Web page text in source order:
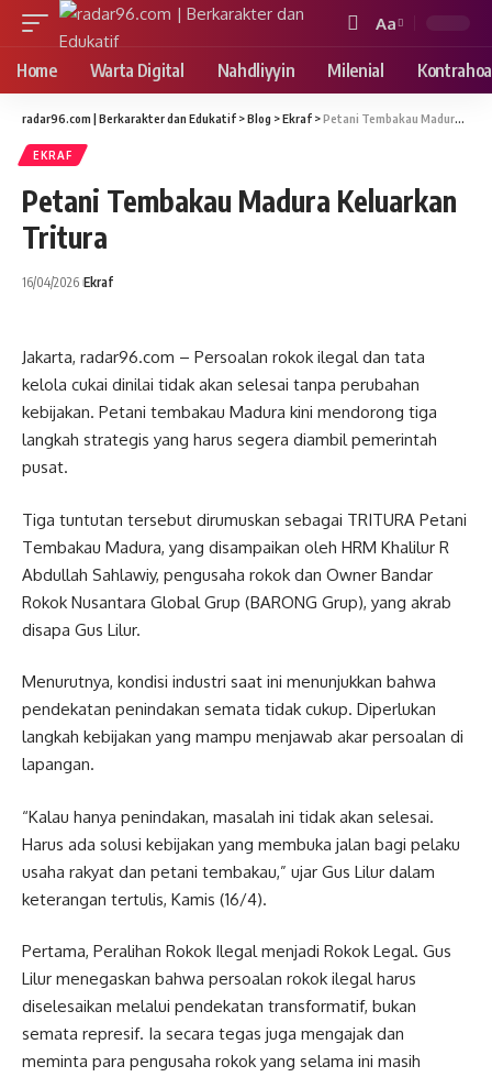
Font
Resizer
Aa
Home Warta Digital Nahdliyyin Milenial
radar96.com | Berkarakter dan Edukatif >Blog >Ekraf >Petani Tembakau Madura Keluarkan Tritura
EKRAF
Petani Tembakau Madura Keluarkan
Tritura
16/04/2026 Ekraf
Jakarta, radar96.com – Persoalan rokok ilegal dan tata
kelola cukai dinilai tidak akan selesai tanpa perubahan
kebijakan. Petani tembakau Madura kini mendorong tiga
langkah strategis yang harus segera diambil pemerintah
pusat.
Tiga tuntutan tersebut dirumuskan sebagai TRITURA Petani
Tembakau Madura, yang disampaikan oleh HRM Khalilur R
Abdullah Sahlawiy, pengusaha rokok dan Owner Bandar
Rokok Nusantara Global Grup (BARONG Grup), yang akrab
disapa Gus Lilur.
Menurutnya, kondisi industri saat ini menunjukkan bahwa
pendekatan penindakan semata tidak cukup. Diperlukan
langkah kebijakan yang mampu menjawab akar persoalan di
lapangan.
“Kalau hanya penindakan, masalah ini tidak akan selesai.
Harus ada solusi kebijakan yang membuka jalan bagi pelaku
usaha rakyat dan petani tembakau,” ujar Gus Lilur dalam
keterangan tertulis, Kamis (16/4).
Pertama, Peralihan Rokok Ilegal menjadi Rokok Legal. Gus
Lilur menegaskan bahwa persoalan rokok ilegal harus
diselesaikan melalui pendekatan transformatif, bukan
semata represif. Ia secara tegas juga mengajak dan
meminta para pengusaha rokok yang selama ini masih